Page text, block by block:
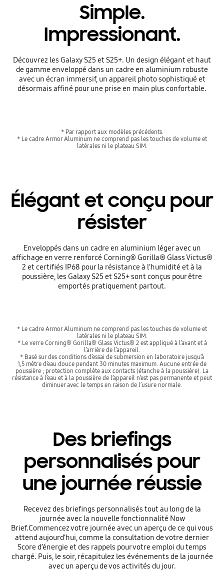
Simple.
Impressionant.
Découvrez les Galaxy S25 et S25+. Un design élégant et haut
de gamme enveloppé dans un cadre en aluminium robuste
avec un écran immersif, un appareil photo sophistiqué et
désormais affiné pour une prise en main plus confortable.
* Par rapport aux modèles précédents.
* Le cadre Armor Aluminum ne comprend pas les touches de volume et
latérales ni le plateau SIM.
Élégant et conçu pour
résister
Enveloppés dans un cadre en aluminium léger avec un
affichage en verre renforcé Corning® Gorilla® Glass Victus®
2 et certifiés IP68 pour la résistance à l’humidité et à la
poussière, les Galaxy S25 et S25+ sont conçus pour être
emportés pratiquement partout.
* Le cadre Armor Aluminum ne comprend pas les touches de volume et
latérales ni le plateau SIM.
* Le verre Corning® Gorilla® Glass Victus® 2 est appliqué à l’avant et à
l’arrière de l’appareil.
* Basé sur des conditions d’essai de submersion en laboratoire jusqu’à
1,5 mètre d’eau douce pendant 30 minutes maximum. Aucune entrée de
poussière ; protection complète aux contacts (étanche à la poussière). La
résistance à l’eau et à la poussière de l’appareil n’est pas permanente et peut
diminuer avec le temps en raison de l’usure normale.
Des briefings
personnalisés pour
une journée réussie
Recevez des briefings personnalisés tout au long de la
journée avec la nouvelle fonctionnalité Now
Brief.Commencez votre journée avec un aperçu de ce qui vous
attend aujourd’hui, comme la consultation de votre dernier
Score d’énergie et des rappels pour votre emploi du temps
chargé. Puis, le soir, récapitulez les événements de la journée
avec un aperçu de vos activités du jour.